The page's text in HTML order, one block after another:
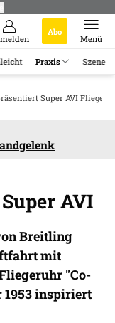
Abo
Menü
Praxis Szene
Super AVI
AVI
Breitling
mit
"Co-
1953 inspiriert